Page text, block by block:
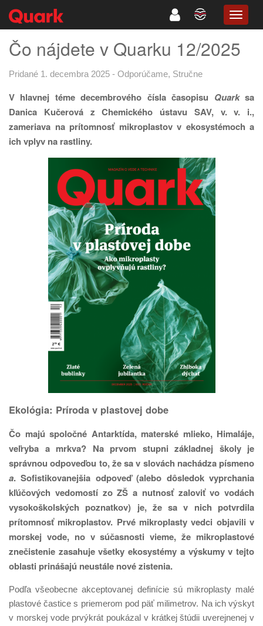
Čo nájdete v Quarku 12/2025
Pridané 1. decembra 2025 - Odporúčame, Stručne
V hlavnej téme decembrového čísla časopisu Quarksa
Danica Kučerová z Chemického ústavu SAV, v. v. i.,
zameriava na prítomnosť mikroplastov v ekosystémoch a
ich vplyv na rastliny.
Ekológia: Príroda v plastovej dobe
Čo majú spoločné Antarktída, materské mlieko, Himaláje,
veľryba a mrkva? Na prvom stupni základnej školy je
správnou odpoveďou to, že sa v slovách nachádza písmeno
a. Sofistikovanejšia odpoveď (alebo dôsledok vyprchania
kľúčových vedomostí zo ZŠ a nutnosť zaloviť vo vodách
vysokoškolských poznatkov) je, že sa v nich potvrdila
prítomnosť mikroplastov. Prvé mikroplasty vedci objavili v
morskej vode, no v súčasnosti vieme, že mikroplastové
znečistenie zasahuje všetky ekosystémy a výskumy v tejto
oblasti prinášajú neustále nové zistenia.
Podľa všeobecne akceptovanej definície sú mikroplasty malé
plastové častice s priemerom pod päť milimetrov. Na ich výskyt
v morskej vode prvýkrát poukázal v krátkej štúdii uverejnenej v